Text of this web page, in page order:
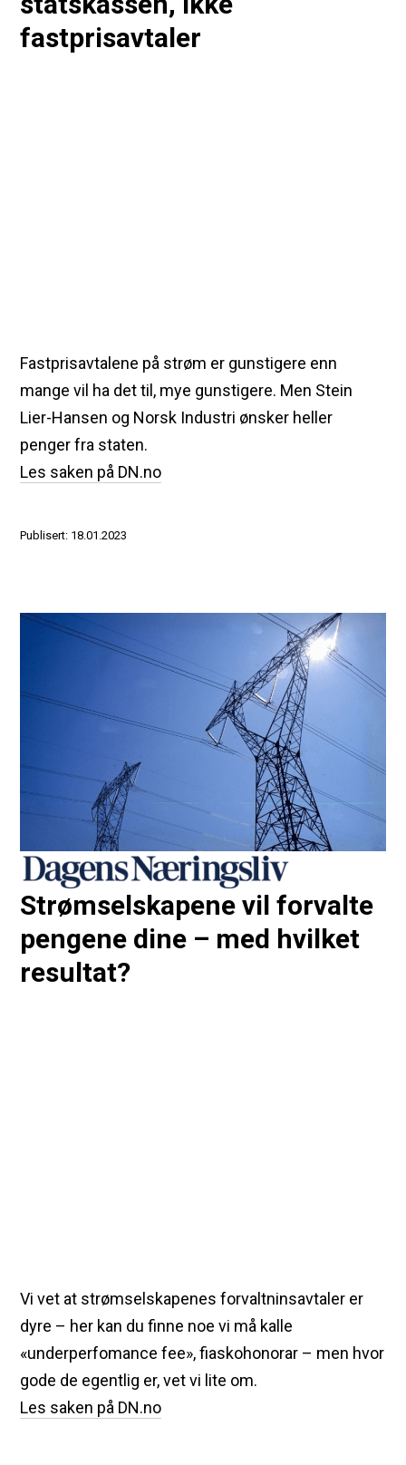
fastprisavtaler
Fastprisavtalene på strøm er gunstigere enn
mange vil ha det til, mye gunstigere. Men Stein
Lier-Hansen og Norsk Industri ønsker heller
penger fra staten.
Les saken på DN.no
Publisert: 18.01.2023
Strømselskapene vil forvalte
pengene dine – med hvilket
resultat?
Vi vet at strømselskapenes forvaltninsavtaler er
dyre – her kan du finne noe vi må kalle
«underperfomance fee», fiaskohonorar – men hvor
gode de egentlig er, vet vi lite om.
Les saken på DN.no